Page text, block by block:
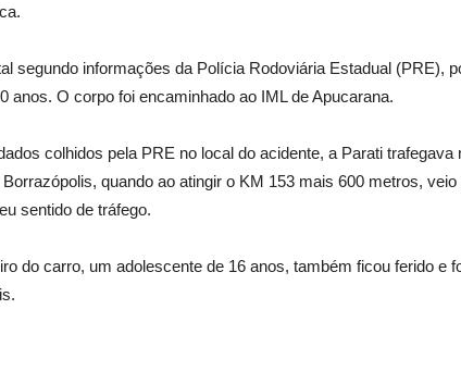
segundo informações da Polícia Rodoviária Estadual (PRE),
anos. O corpo foi encaminhado ao IML de Apucarana.
colhidos pela PRE no local do acidente, a Parati
quando ao atingir o KM 153 mais 600 metros,
sentido de tráfego.
do carro, um adolescente de 16 anos, também ficou ferido e